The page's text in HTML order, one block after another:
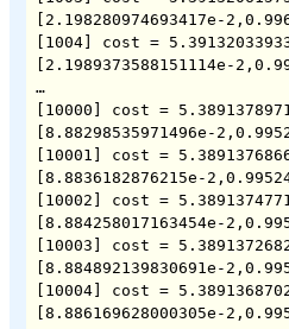
[2.198280974693417e-
[1004] cost =
[2.1989373588151114e-
…
[10000] cost =
[8.88298535971496e-
[10001] cost =
[8.8836182876215e-
[10002] cost =
[8.884258017163454e-
[10003] cost =
[8.884892139830691e-
[10004] cost =
[8.886169628000305e-